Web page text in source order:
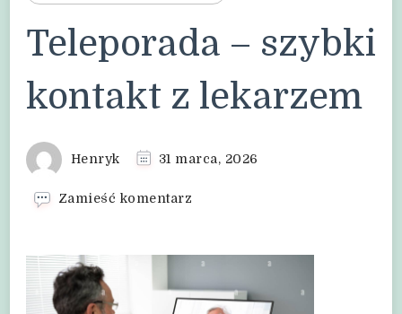
Teleporada – szybki
kontakt z lekarzem
Henryk 31 marca, 2026
Zamieść komentarz
–
kontakt